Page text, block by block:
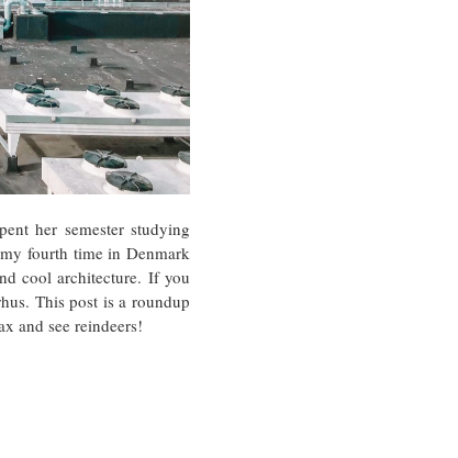
her semester studying
fourth time in Denmark
cool architecture. If you
This post is a roundup
and see reindeers!